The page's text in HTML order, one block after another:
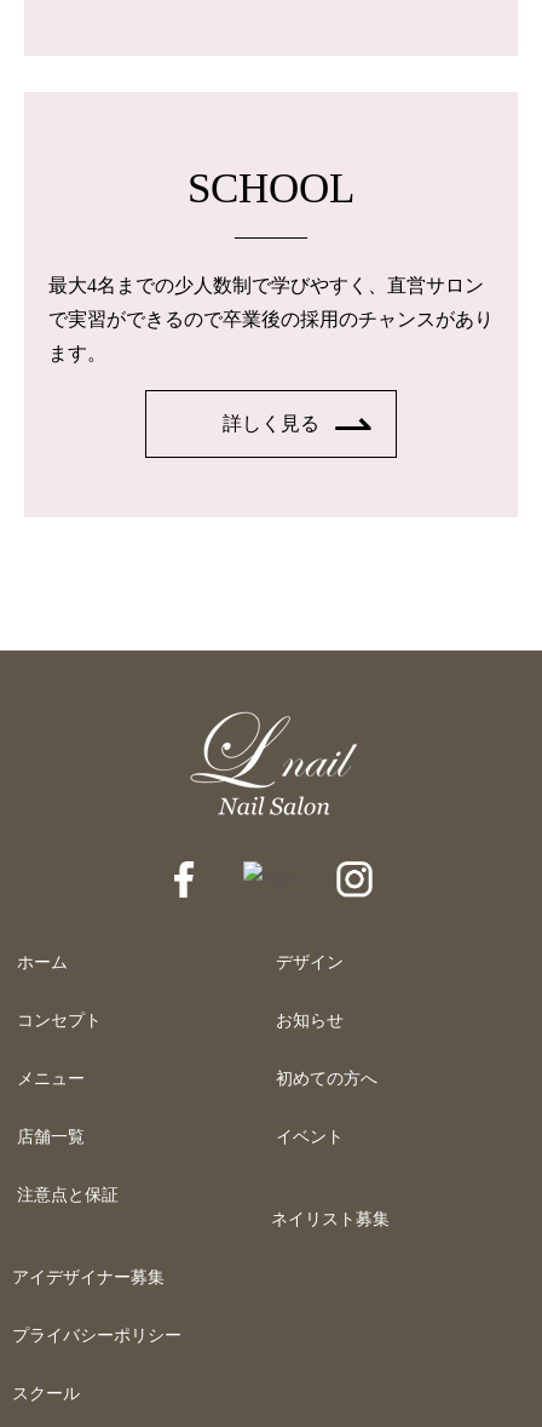
SCHOOL
最大4名までの少人数制で学びやすく、直営サロン
で実習ができるので卒業後の採用のチャンスがあり
ます。
詳しく見る
ホーム
コンセプト
メニュー
店舗一覧
注意点と保証
デザイン
お知らせ
初めての方へ
イベント
ネイリスト募集
アイデザイナー募集
プライバシーポリシー
スクール